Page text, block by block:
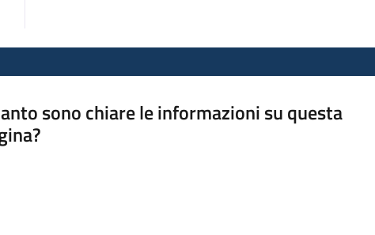
sono chiare le informazioni su questa